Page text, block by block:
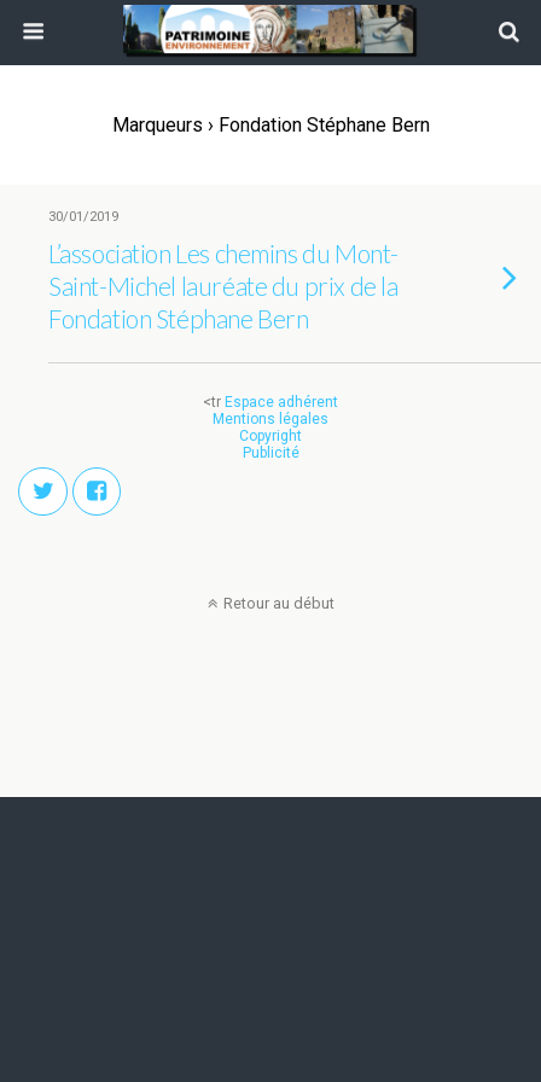
Marqueurs › Fondation Stéphane Bern
30/01/2019
L’association Les chemins du Mont-
Saint-Michel lauréate du prix de la
Fondation Stéphane Bern
<tr Espace adhérent
Mentions légales
Copyright
Publicité
Retour au début